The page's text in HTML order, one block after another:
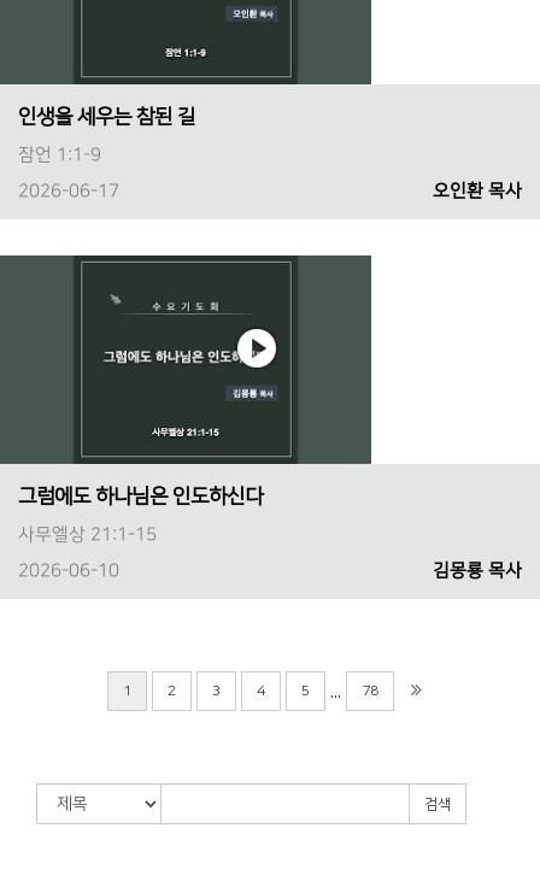
인생을 세우는 참된 길
잠언 1:1-9
2026-06-17
오인환 목사
그럼에도 하나님은 인도하신다
사무엘상 21:1-15
2026-06-10
김몽룡 목사
1 2 3 4 5 ... 78
검색